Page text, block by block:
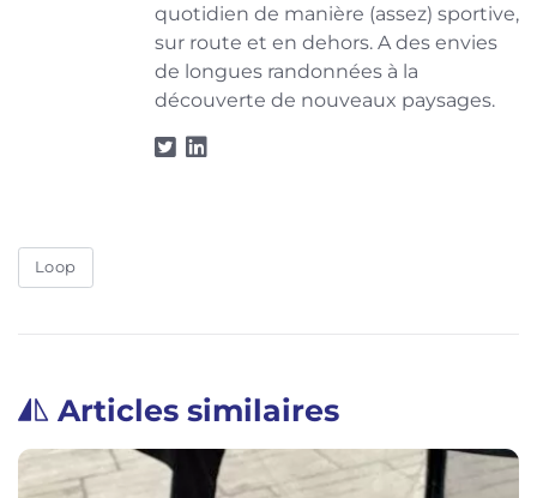
quotidien de manière (assez) sportive,
sur route et en dehors. A des envies
de longues randonnées à la
découverte de nouveaux paysages.
Loop
Articles similaires